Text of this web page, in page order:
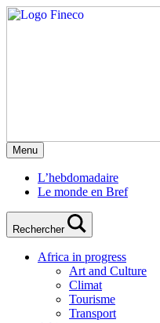
Menu
L’hebdomadaire
Le monde en Bref
Rechercher
Africa in progress
Art and Culture
Climat
Tourisme
Transport